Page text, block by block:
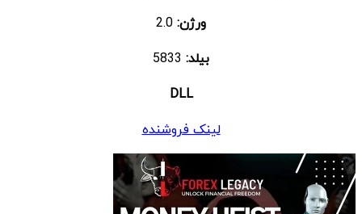
ورژن:
بیلد:
DLL
لینک فروشنده